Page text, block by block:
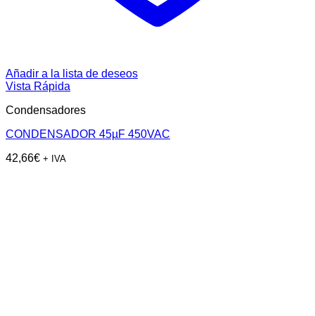
Añadir a la lista de deseos
Vista Rápida
Condensadores
CONDENSADOR 45µF 450VAC
42,66€ + IVA